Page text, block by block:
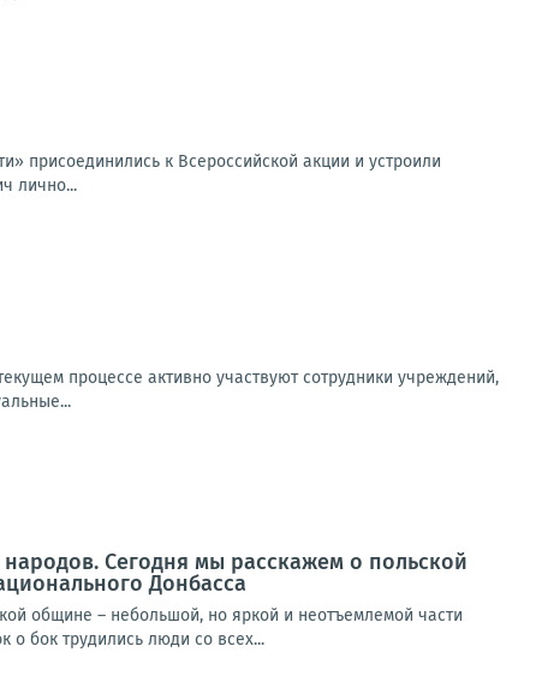
присоединились к Всероссийской акции и устроили
лично...
процессе активно участвуют сотрудники учреждений,
Сегодня мы расскажем о польской
Донбасса
общине – небольшой, но яркой и неотъемлемой части
бок трудились люди со всех...